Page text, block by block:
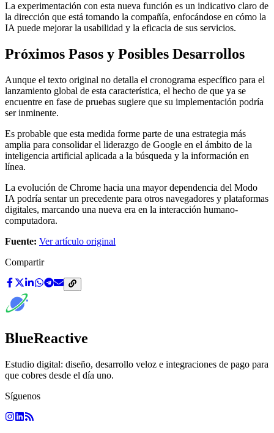
La experimentación con esta nueva función es un indicativo claro de
la dirección que está tomando la compañía, enfocándose en cómo la
IA puede mejorar la usabilidad y la eficacia de sus servicios.
Próximos Pasos y Posibles Desarrollos
Aunque el texto original no detalla el cronograma específico para el
lanzamiento global de esta característica, el hecho de que ya se
encuentre en fase de pruebas sugiere que su implementación podría
ser inminente.
Es probable que esta medida forme parte de una estrategia más
amplia para consolidar el liderazgo de Google en el ámbito de la
inteligencia artificial aplicada a la búsqueda y la información en
línea.
La evolución de Chrome hacia una mayor dependencia del Modo
IA podría sentar un precedente para otros navegadores y plataformas
digitales, marcando una nueva era en la interacción humano-
computadora.
Fuente: Ver artículo original
Compartir
BlueReactive
Estudio digital: diseño, desarrollo veloz e integraciones de pago para
que cobres desde el día uno.
Síguenos